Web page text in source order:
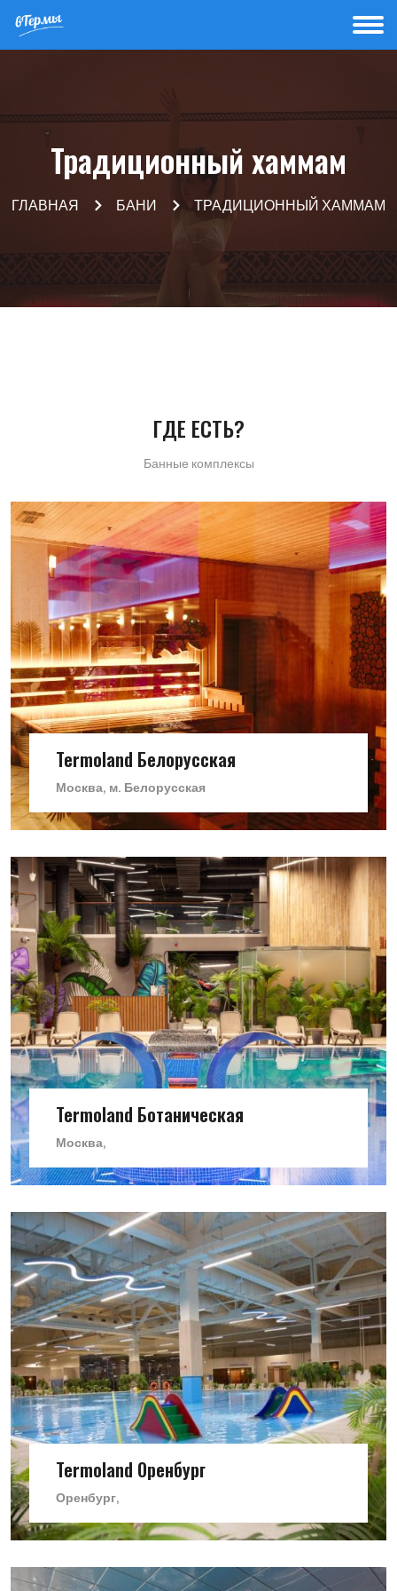
Традиционный хаммам
ГЛАВНАЯ БАНИ ТРАДИЦИОННЫЙ ХАММАМ
ГДЕ ЕСТЬ?
Банные комплексы
Termoland Белорусская
Москва, м. Белорусская
Termoland Ботаническая
Москва,
Termoland Оренбург
Оренбург,